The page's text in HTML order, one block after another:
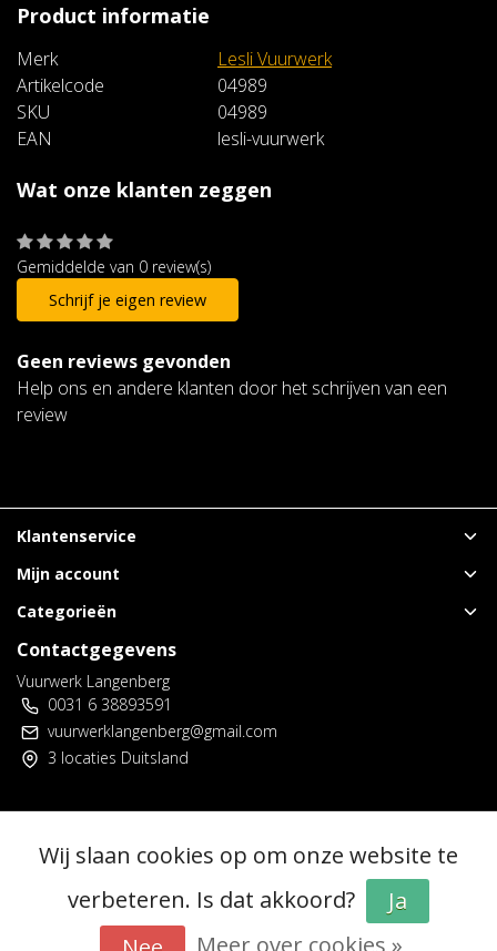
Product informatie
Merk
Lesli Vuurwerk
Artikelcode
04989
SKU
04989
EAN
lesli-vuurwerk
Wat onze klanten zeggen
Gemiddelde van 0 review(s)
Schrijf je eigen review
Geen reviews gevonden
Help ons en andere klanten door het schrijven van een
review
Klantenservice
Mijn account
Categorieën
Contactgegevens
Vuurwerk Langenberg
0031 6 38893591
vuurwerklangenberg@gmail.com
3 locaties Duitsland
Algemene voorwaarden |Voorverkoop spelregels|Privacy policy|
Wij slaan cookies op om onze website te
verbeteren. Is dat akkoord?
Ja